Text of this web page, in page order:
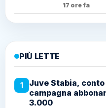
17 ore fa
PIÙ LETTE
1
Juve Stabia,
campagna
3.000